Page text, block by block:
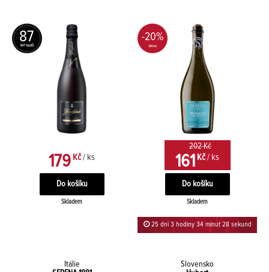
87
179 Kč / ks
Skladem
-20%
202 Kč
161 Kč / ks
Skladem
25 dní 3 hodiny 34 minut 28 sekund
Itálie
Slovensko